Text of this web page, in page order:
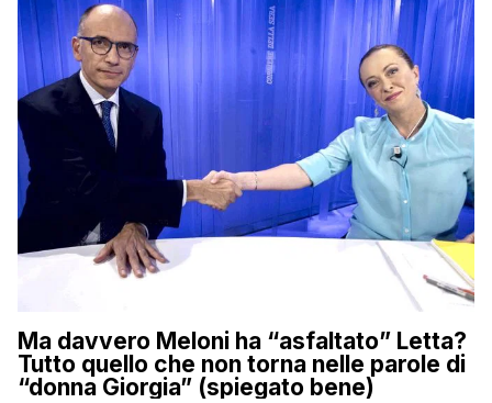
Ma davvero Meloni ha “asfaltato” Letta?
Tutto quello che non torna nelle parole di
“donna Giorgia” (spiegato bene)